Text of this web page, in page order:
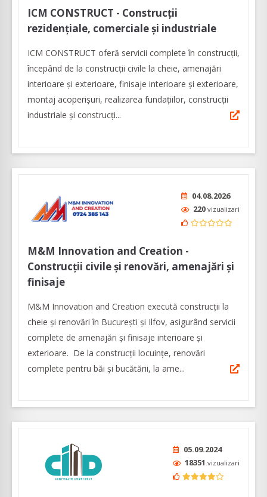
ICM CONSTRUCT - Construcții
rezidențiale, comerciale și industriale
ICM CONSTRUCT oferă servicii complete în construcții,
începând de la construcții civile la cheie, amenajări
interioare și exterioare, finisaje interioare și exterioare,
montaj acoperișuri, realizarea fundațiilor, construcții
industriale și construcți...
04.08.2026
220 vizualizari
M&M Innovation and Creation -
Construcții civile și renovări, amenajări și
finisaje
M&M Innovation and Creation execută construcții la
cheie și renovări în București și Ilfov, asigurând servicii
complete de amenajări și finisaje interioare și
exterioare. De la construcții locuințe, renovări
complete pentru băi și bucătării, la ame...
05.09.2024
18351 vizualizari